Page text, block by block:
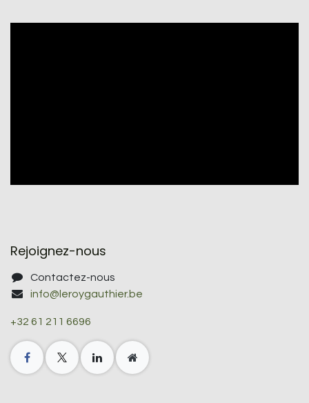
Rejoignez-nous
Contactez-nous
info@leroygauthier.be
+32 61 211 6696